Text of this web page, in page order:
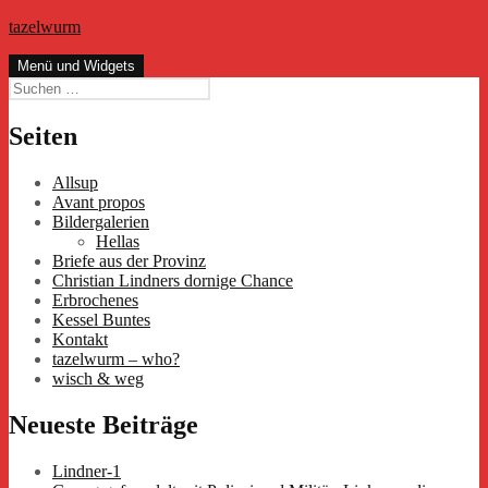
Zum
springen
tazelwurm
Menü und Widgets
Suchen
nach:
Seiten
Allsup
Avant propos
Bildergalerien
Hellas
Briefe aus der Provinz
Christian Lindners dornige Chance
Erbrochenes
Kessel Buntes
Kontakt
tazelwurm – who?
wisch & weg
Neueste Beiträge
Lindner-1